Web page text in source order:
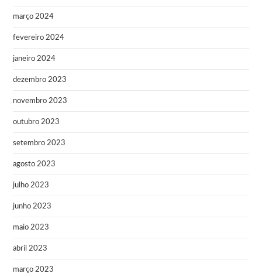
março 2024
fevereiro 2024
janeiro 2024
dezembro 2023
novembro 2023
outubro 2023
setembro 2023
agosto 2023
julho 2023
junho 2023
maio 2023
abril 2023
março 2023